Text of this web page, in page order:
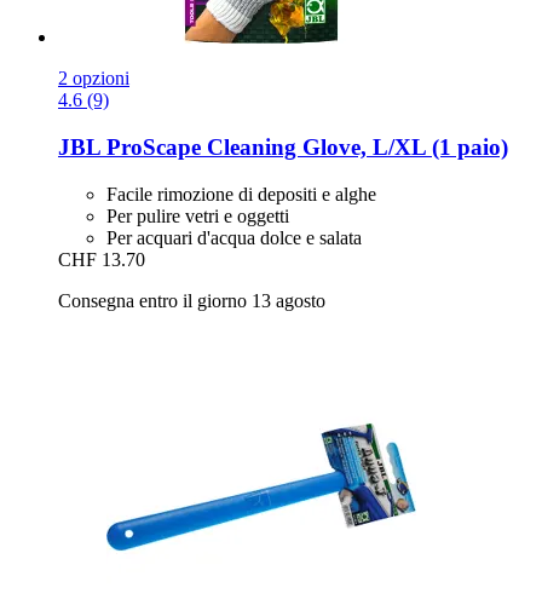
2 opzioni
4.6 (9)
JBL ProScape Cleaning Glove, L/XL (1 paio)
Facile rimozione di depositi e alghe
Per pulire vetri e oggetti
Per acquari d'acqua dolce e salata
CHF 13.70
Consegna entro il giorno 13 agosto